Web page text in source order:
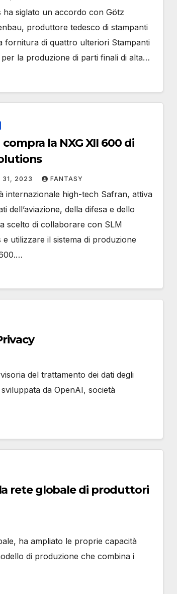
ulteriori sistemi 3D H350
ha siglato un accordo con Götz
produttore tedesco di stampanti
fornitura di quattro ulteriori Stampanti
la produzione di parti finali di alta…
la NXG XII 600 di
31, 2023 FANTASY
internazionale high-tech Safran, attiva
dell’aviazione, della difesa e dello
scelto di collaborare con SLM
e utilizzare il sistema di produzione
del trattamento dei dati degli
da OpenAI, società
rete globale di produttori
ha ampliato le proprie capacità
di produzione che combina i